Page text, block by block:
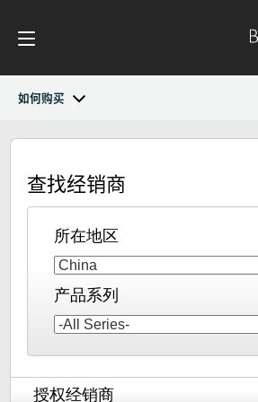
如何购买
Blackmagic Camera
作品展示
技术规格
Australia
Austria
Brazil
Canada
Denmark
查找经销商
所在地区
产品系列
授权经销商